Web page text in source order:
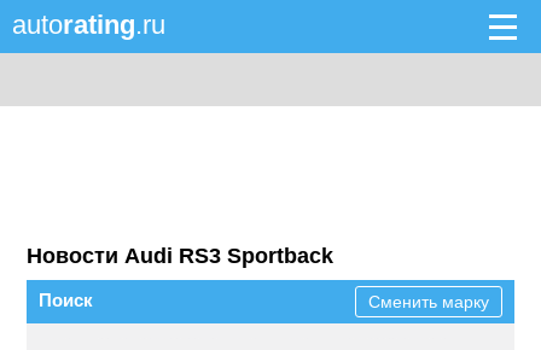
autorating.ru
Новости Audi RS3 Sportback
Поиск Сменить марку